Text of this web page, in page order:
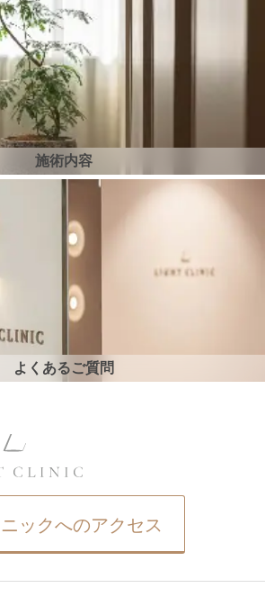
施術内容
よくあるご質問
ックへのアクセス